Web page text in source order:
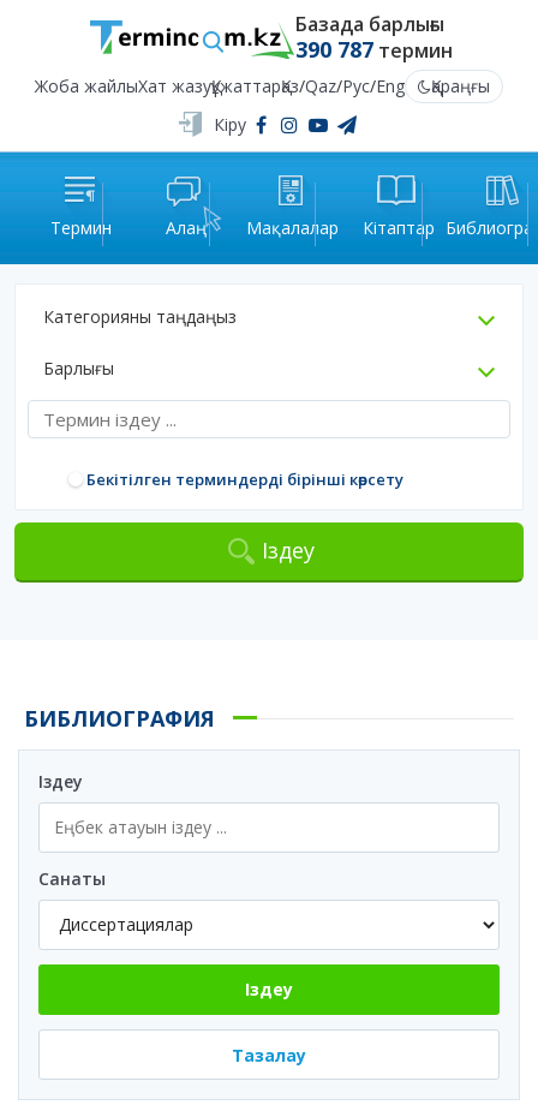
Базада барлығы
390 787термин
Жоба жайлыХат жазуҚұжаттарҚаз/Qaz/Рус/Eng
Қараңғы
Кіру
Термин Алаң Мақалалар Кітаптар
Категорияны таңдаңыз
Барлығы
Бекітілген терминдерді бірінші көрсету
Іздеу
БИБЛИОГРАФИЯ
Іздеу
Санаты
Іздеу
Тазалау